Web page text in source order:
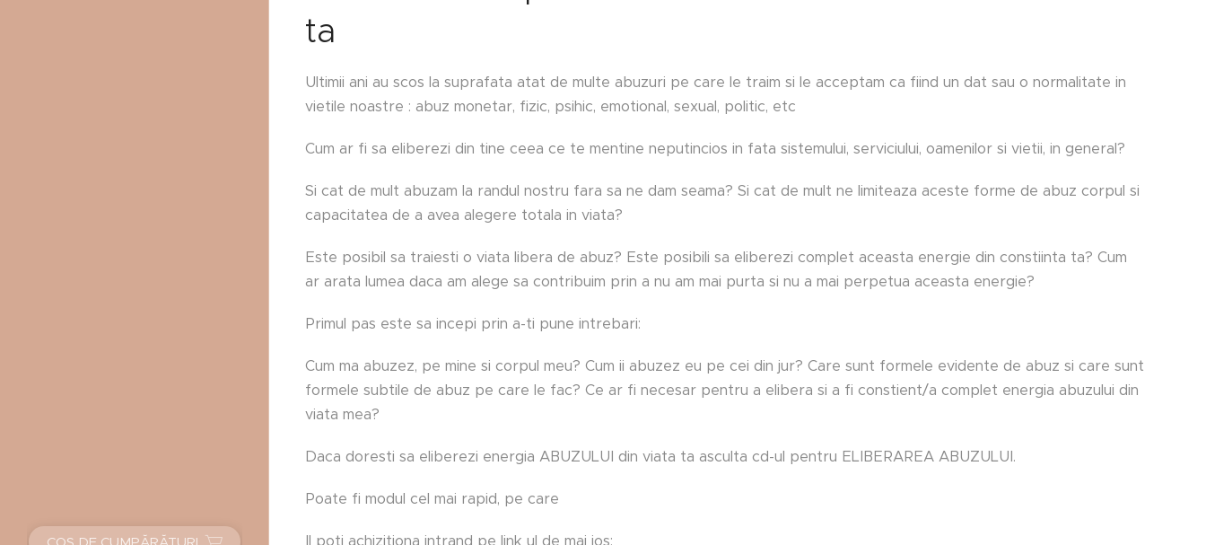
COȘ DE CUMPĂRĂTURI
ta
Ultimii ani au scos la suprafata atat de multe abuzuri pe care le traim si le acceptam ca fiind un dat sau o normalitate in
vietile noastre : abuz monetar, fizic, psihic, emotional, sexual, politic, etc
Cum ar fi sa eliberezi din tine ceea ce te mentine neputincios in fata sistemului, serviciului, oamenilor si vietii, in general?
Si cat de mult abuzam la randul nostru fara sa ne dam seama? Si cat de mult ne limiteaza aceste forme de abuz corpul si
capacitatea de a avea alegere totala in viata?
Este posibil sa traiesti o viata libera de abuz? Este posibili sa eliberezi complet aceasta energie din constiinta ta? Cum
ar arata lumea daca am alege sa contribuim prin a nu am mai purta si nu a mai perpetua aceasta energie?
Primul pas este sa incepi prin a-ti pune intrebari:
Cum ma abuzez, pe mine si corpul meu? Cum ii abuzez eu pe cei din jur? Care sunt formele evidente de abuz si care sunt
formele subtile de abuz pe care le fac? Ce ar fi necesar pentru a elibera si a fi constient/a complet energia abuzului din
viata mea?
Daca doresti sa eliberezi energia ABUZULUI din viata ta asculta cd-ul pentru ELIBERAREA ABUZULUI.
Poate fi modul cel mai rapid, pe care
Il poti achizitiona intrand pe link ul de mai jos: